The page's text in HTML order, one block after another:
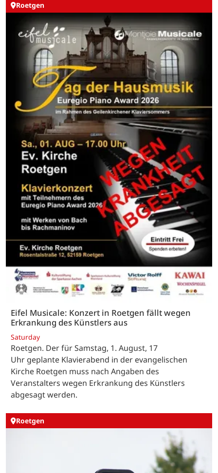
Roetgen
Eifel Musicale: Konzert in Roetgen fällt wegen
Erkrankung des Künstlers aus
Saturday
Roetgen. Der für Samstag, 1. August, 17
Uhr geplante Klavierabend in der evangelischen
Kirche Roetgen muss nach Angaben des
Veranstalters wegen Erkrankung des Künstlers
abgesagt werden.
Roetgen